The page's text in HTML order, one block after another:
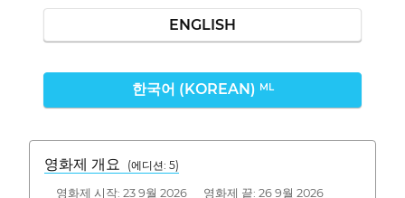
ENGLISH
한국어 (KOREAN) ML
영화제 개요 (에디션: 5)
영화제 시작: 23 9월 2026 영화제 끝: 26 9월 2026